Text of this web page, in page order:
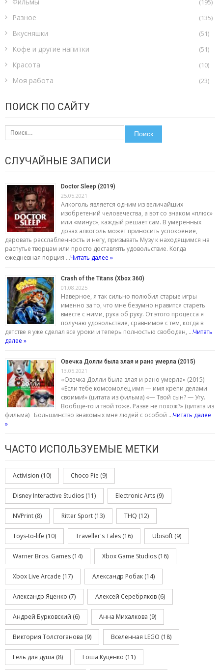
(195)
Разное (135)
Вкусняшки (51)
Кофе и другие напитки (51)
Красота (10)
Моя работа (23)
ПОИСК ПО САЙТУ
Найти:
СЛУЧАЙНЫЕ ЗАПИСИ
Doctor Sleep (2019)
25.05.2021
Алкоголь является одним из величайших
изобретений человечества, а вот со знаком «плюс»
или «минус», каждый решает сам. В умеренных
дозах алкоголь может приносить успокоение,
даровать расслабленность и негу, призывать Музу к находящимся на
распутье творцам или просто доставлять удовольствие. Когда
ежедневная порция …Читать далее »
Crash of the Titans (Xbox 360)
01.08.2025
Наверное, я так сильно полюбил старые игры
именно за то, что мне безумно нравится стареть
вместе с ними, рука об руку. От этого процесса я
получаю удовольствие, сравнимое с тем, когда в
детстве я уже сделал все уроки и теперь полностью свободен, …Читать
далее »
Овечка Долли была злая и рано умерла (2015)
13.05.2021
«Овечка Долли была злая и рано умерла» (2015)
«Если тебе комсомолец имя — имя крепи делами
своими!» (цитата из фильма) «— Твой сын? — Угу.
Вообще-то и твой тоже. Разве не похож?» (цитата из
фильма) Большинство знакомых мне людей с особой …Читать далее
»
ЧАСТО ИСПОЛЬЗУЕМЫЕ МЕТКИ
Activision (10) Choco Pie (9)
Disney Interactive Studios (11) Electronic Arts (9)
NVPrint (8) Ritter Sport (13) THQ (12)
Toys-to-life (10) Traveller's Tales (16) Ubisoft (9)
Warner Bros. Games (14) Xbox Game Studios (16)
Xbox Live Arcade (17) Александр Робак (14)
Александр Яценко (7) Алексей Серебряков (6)
Андрей Бурковский (6) Анна Михалкова (9)
Виктория Толстоганова (9) Вселенная LEGO (18)
Гель для душа (8) Гоша Куценко (11)